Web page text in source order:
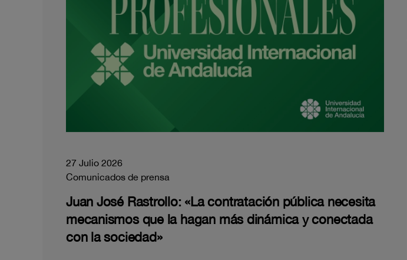
27 Julio 2026
Comunicados de prensa
Juan José Rastrollo: «La contratación pública necesita
mecanismos que la hagan más dinámica y conectada
con la sociedad»